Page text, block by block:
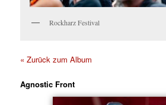
Rockharz Festival
« Zurück zum Album
Agnostic Front